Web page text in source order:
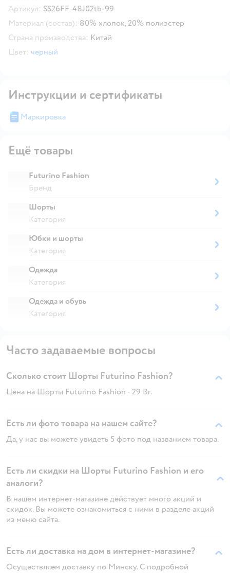
Артикул: SS26FF-4BJ02tb-99
Материал (состав): 80% хлопок, 20% полиэстер
Страна производства: Китай
Цвет: черный
Инструкции и сертификаты
Маркировка
Ещё товары
Futurino Fashion
Бренд
Шорты
Категория
Юбки и шорты
Категория
Одежда
Категория
Одежда и обувь
Категория
Часто задаваемые вопросы
Сколько стоит Шорты Futurino Fashion?
Цена на Шорты Futurino Fashion - 29 Br.
Есть ли фото товара на нашем сайте?
Да, у нас вы можете увидеть 5 фото под названием товара.
Есть ли скидки на Шорты Futurino Fashion и его
аналоги?
В нашем интернет-магазине действует много акций и
скидок. Вы можете ознакомиться с ними в разделе акций
из меню сайта.
Есть ли доставка на дом в интернет-магазине?
Осуществляем доставку по Минску. С подробной